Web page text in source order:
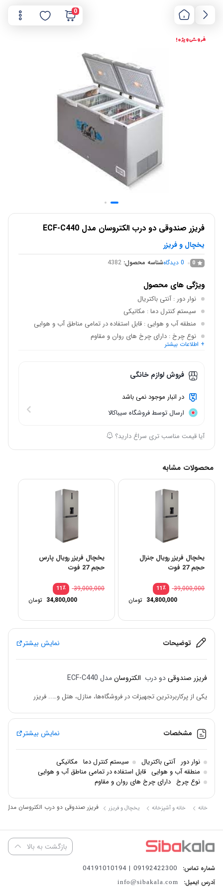
0
فروش ویژه !
فریزر صندوقی دو درب الکتروسان مدل ECF-C440
یخچال و فریزر
0
0 دیدگاهشناسه محصول: 4382
ویژگی های محصول
نوار دور: آنتی باکتریال
سیستم کنترل دما: مکانیکی
منطقه آب و هوایی : قابل استفاده در تمامی مناطق آب و هوایی
نوع چرخ : دارای چرخ های روان و مقاوم
نوع کمپرسور
+ اطلاعات بیشتر
فروش لوازم خانگی
در انبار موجود نمی باشد
ارسال توسط فروشگاه سیباکالا
آیا قیمت مناسب تری سراغ دارید؟
محصولات مشابه
یخچال فریزر رویال جنرال
حجم 27 فوت
٪11
39,000,000
34,800,000 تومان
یخچال فریزر رویال پارس
حجم 27 فوت
٪11
39,000,000
34,800,000 تومان
توضیحات نمایش بیشتر
فریزر صندوقیدو درب الکتروسانمدل ECF-C440
یکی از پرکاربردترین تجهیزات در فروشگاه‌ها، منازل، هتل و….. فریزر
صندوقی است.
از ویژگی‌های بارز فریزر صندوقی می‌توان به اشغال فضای کم با ظرفیت زیاد
فریزر صندوقی به صورت معمول در ابعاد مختلف تولید می‌شود تا نیاز
مشتریان عزیز را رفع نماید.
توری طبقه‌بندی شده است تا کاربردی‌تر و راحت‌تر باشد؛
خوب حال حاضر بازار است.
مشخصات نمایش بیشتر
نوار دور آنتی باکتریال سیستم کنترل دما مکانیکی
منطقه آب و هوایی قابل استفاده در تمامی مناطق آب و هوایی
نوع چرخ دارای چرخ های روان و مقاوم
خانه خانه و آشپزخانه یخچال و فریزر فریزر صندوقی دو درب الکتروسان مدل ECF-C440
بازگشت به بالا
شماره تماس: 09192422300 | 04191010194
آدرس ایمیل: info@sibakala.com